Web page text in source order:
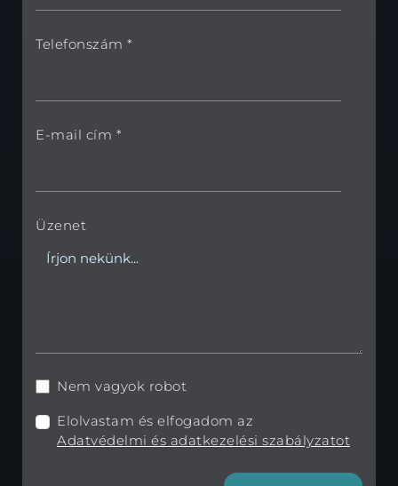
Telefonszám *
E-mail cím *
Üzenet
Nem vagyok robot
Elolvastam és elfogadom az
Adatvédelmi és adatkezelési szabályzatot